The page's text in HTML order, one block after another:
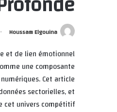
Houssam Elgouina
et de lien émotionnel
une composante
Cet article
sectorielles, et
cet univers compétitif.